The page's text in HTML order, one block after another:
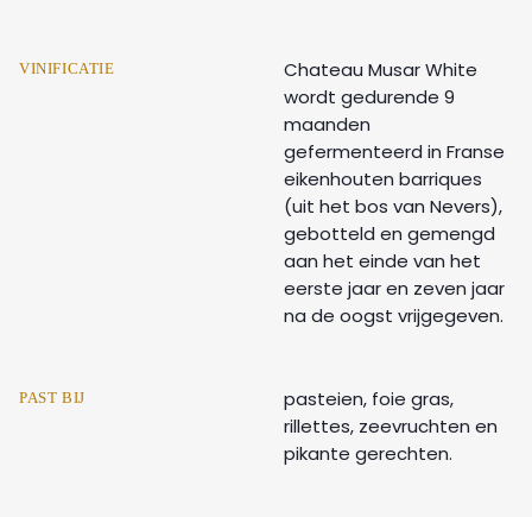
VINIFICATIE
Chateau Musar White
wordt gedurende 9
maanden
gefermenteerd in Franse
eikenhouten barriques
(uit het bos van Nevers),
gebotteld en gemengd
aan het einde van het
eerste jaar en zeven jaar
na de oogst vrijgegeven.
PAST BIJ
pasteien, foie gras,
rillettes, zeevruchten en
pikante gerechten.